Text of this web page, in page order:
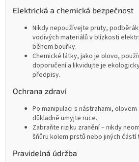
Elektrická a chemická bezpečnost
Nikdy nepoužívejte pruty,
vodivých materiálů v blízkosti
během bouřky.
Chemické látky, jako je olovo,
doporučení a likvidujte je
předpisy.
Ochrana zdraví
Po manipulaci s nástrahami,
důkladně umyjte ruce.
Zabraňte riziku zranění – nikdy
šňůru kolem prstů nebo jiných částí
Pravidelná údržba